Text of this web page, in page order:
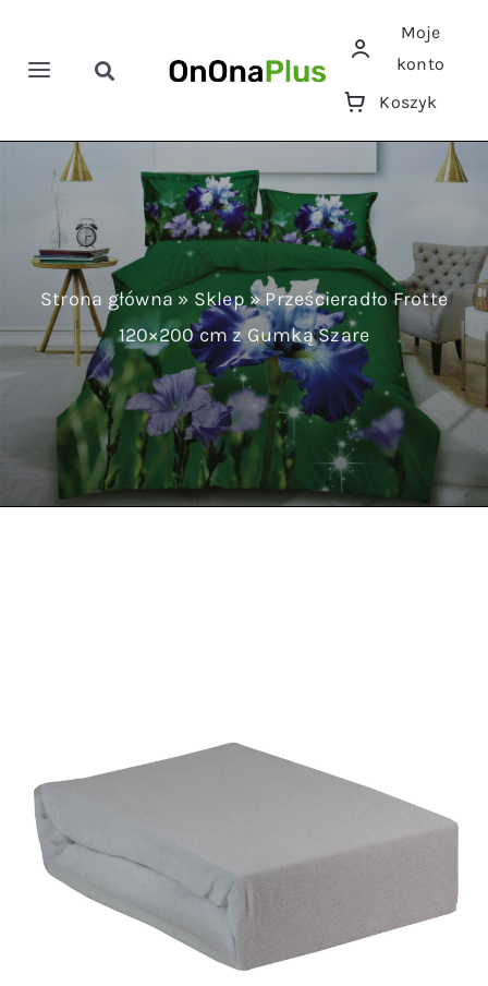
zawartości
Toggle
Pościele
Ręczniki
Koce
Prześcieradła
Toggle
Moje
konto
Koszyk
Strona główna » Sklep»Prześcieradło Frotte
120×200 cm z Gumką Szare